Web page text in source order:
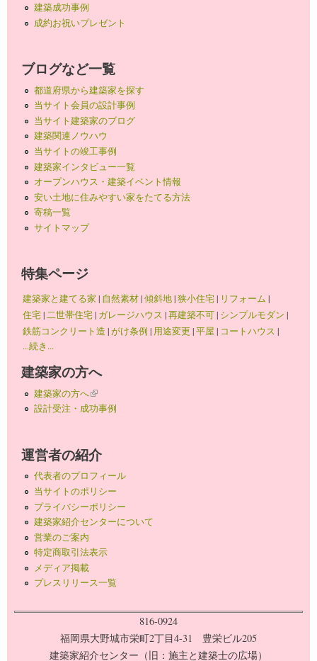
建築成功事例
成約お祝いプレゼント
ブログなど一覧
都道府県から建築家を探す
当サイト会員の設計事例
当サイト建築家のブログ
建築関連ノウハウ
当サイトの竣工事例
建築家インタビュー一覧
オープンハウス・建築イベント情報
安い土地に住みやすい家をたてる方法
寄稿一覧
サイトマップ
特集ページ
建築家と建てる家 | 自然素材|傾斜地|狭小住宅| リフォーム |
住宅|二世帯住宅| ガレージハウス |再建築不可| シンプルモダン |
鉄筋コンクリート造 |がけ条例 | 用途変更 |平屋 | コートハウス |
...続き...
建築家の方へ
建築家の方へ(link is external)
設計受注・成功事例
運営者の紹介
代表者のプロフィール
当サイトのポリシー
プライバシーポリシー
建築家紹介センターについて
営業のご案内
特定商取引法表示
メディア掲載
プレスリリース一覧
816-0924
福岡県大野城市栄町2丁目4-31 豊栄ビル205
建築家紹介センター（旧：施主と建築士の広場）